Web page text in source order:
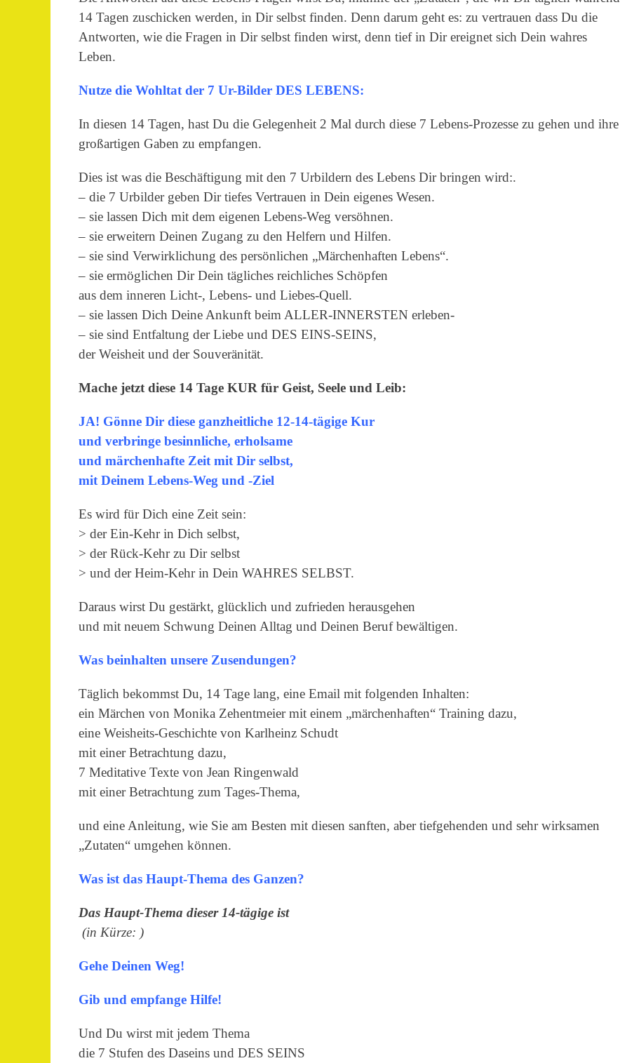
14 Tagen zuschicken werden, in Dir selbst finden. Denn darum geht es: zu vertrauen dass Du die
Antworten, wie die Fragen in Dir selbst finden wirst, denn tief in Dir ereignet sich Dein wahres
Leben.
Nutze die Wohltat der 7 Ur-Bilder DES LEBENS:
In diesen 14 Tagen, hast Du die Gelegenheit 2 Mal durch diese 7 Lebens-Prozesse zu gehen und ihre
großartigen Gaben zu empfangen.
Dies ist was die Beschäftigung mit den 7 Urbildern des Lebens Dir bringen wird:.
– die 7 Urbilder geben Dir tiefes Vertrauen in Dein eigenes Wesen.
– sie lassen Dich mit dem eigenen Lebens-Weg versöhnen.
– sie erweitern Deinen Zugang zu den Helfern und Hilfen.
– sie sind Verwirklichung des persönlichen „Märchenhaften Lebens“.
– sie ermöglichen Dir Dein tägliches reichliches Schöpfen
aus dem inneren Licht-, Lebens- und Liebes-Quell.
– sie lassen Dich Deine Ankunft beim ALLER-INNERSTEN erleben-
– sie sind Entfaltung der Liebe und DES EINS-SEINS,
der Weisheit und der Souveränität.
Mache jetzt diese 14 Tage KUR für Geist, Seele und Leib:
JA! Gönne Dir diese ganzheitliche 12-14-tägige Kur
und verbringe besinnliche, erholsame
und märchenhafte Zeit mit Dir selbst,
mit Deinem Lebens-Weg und -Ziel
Es wird für Dich eine Zeit sein:
> der Ein-Kehr in Dich selbst,
> der Rück-Kehr zu Dir selbst
> und der Heim-Kehr in Dein WAHRES SELBST.
Daraus wirst Du gestärkt, glücklich und zufrieden herausgehen
und mit neuem Schwung Deinen Alltag und Deinen Beruf bewältigen.
Was beinhalten unsere Zusendungen?
Täglich bekommst Du, 14 Tage lang, eine Email mit folgenden Inhalten:
ein Märchen von Monika Zehentmeier mit einem „märchenhaften“ Training dazu,
eine Weisheits-Geschichte von Karlheinz Schudt
mit einer Betrachtung dazu,
7 Meditative Texte von Jean Ringenwald
mit einer Betrachtung zum Tages-Thema,
und eine Anleitung, wie Sie am Besten mit diesen sanften, aber tiefgehenden und sehr wirksamen
„Zutaten“ umgehen können.
Was ist das Haupt-Thema des Ganzen?
Das Haupt-Thema dieser 14-tägige ist
(in Kürze: )
Gehe Deinen Weg!
Gib und empfange Hilfe!
Und Du wirst mit jedem Thema
die 7 Stufen des Daseins und DES SEINS